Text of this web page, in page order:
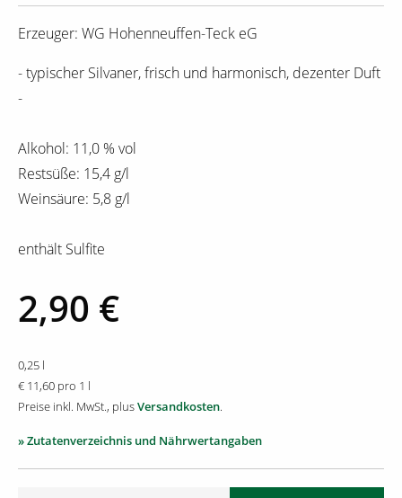
Erzeuger: WG Hohenneuffen-Teck eG
- typischer Silvaner, frisch und harmonisch, dezenter Duft
-
Alkohol: 11,0 % vol
Restsüße: 15,4 g/l
Weinsäure: 5,8 g/l
enthält Sulfite
2,90 €
0,25 l
€ 11,60 pro 1 l
Preise inkl. MwSt., plusVersandkosten.
» Zutatenverzeichnis und Nährwertangaben